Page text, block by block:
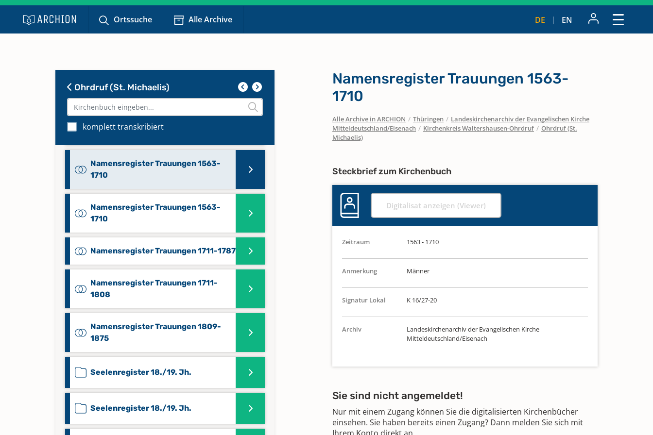
Ortssuche Alle Archive DE EN
Ohrdruf (St. Michaelis)
komplett transkribiert
Namensregister Beerdigungen 1813-
1837
Namensregister Taufen 1711-1760
Namensregister Taufen 1761-1808
Namensregister Trauungen 1563-
1710
Namensregister Trauungen 1563-
1710
Namensregister Trauungen 1711-1787
Namensregister Trauungen 1711-
1808
Namensregister Trauungen 1809-
1875
Seelenregister 18./19. Jh.
Seelenregister 18./19. Jh.
Namensregister Trauungen 1563-
1710
Alle Archive in ARCHION / Thüringen / Landeskirchenarchiv der Evangelischen Kirche
Mitteldeutschland/Eisenach / Kirchenkreis Waltershausen-Ohrdruf / Ohrdruf (St.
Michaelis)
Steckbrief zum Kirchenbuch
Digitalisat anzeigen (Viewer)
Zeitraum 1563 - 1710
Anmerkung Männer
Signatur Lokal K 16/27-20
Archiv
Landeskirchenarchiv der Evangelischen Kirche
Mitteldeutschland/Eisenach
Sie sind nicht angemeldet!
Nur mit einem Zugang können Sie die digitalisierten Kirchenbücher
einsehen. Sie haben bereits einen Zugang? Dann melden Sie sich mit